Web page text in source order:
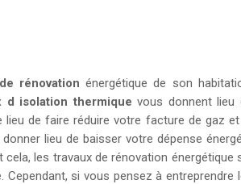
rénovation énergétique de son
d isolation thermique vous donnent lieu
de faire réduire votre facture de gaz et
lieu de baisser votre dépense
les travaux de rénovation énergétique
si vous pensez à entreprendre